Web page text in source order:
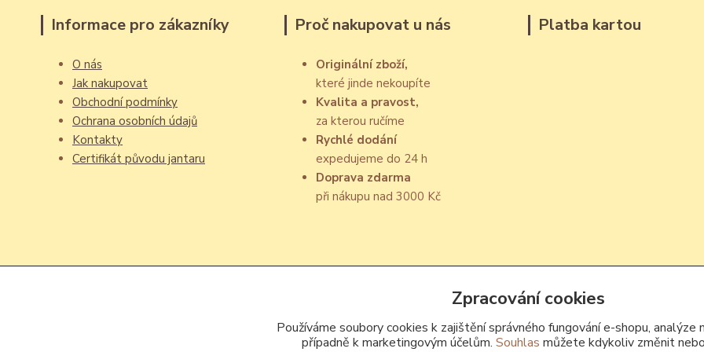
Informace pro zákazníky
O nás
Jak nakupovat
Obchodní podmínky
Ochrana osobních údajů
Kontakty
Certifikát původu jantaru
Proč nakupovat u nás
Originální zboží,
které jinde nekoupíte
Kvalita a pravost,
za kterou ručíme
Rychlé dodání
expedujeme do 24 h
Doprava zdarma
při nákupu nad 3000 Kč
Platba kartou
Upravit sběr cookies.
Zpracování cookies
Používáme soubory cookies k zajištění správného fungování e-shopu, analýze
případně k marketingovým účelům. Souhlas můžete kdykoliv změnit